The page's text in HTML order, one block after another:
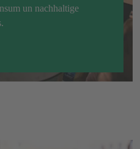
un nachhaltige